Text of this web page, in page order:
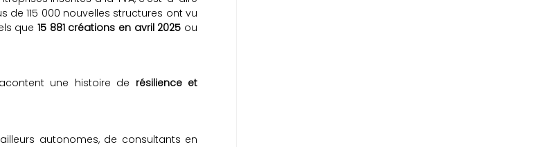
115 000 nouvelles structures ont vu
que 15 881 créations en avril 2025 ou
une histoire de résilience et
autonomes, de consultants en